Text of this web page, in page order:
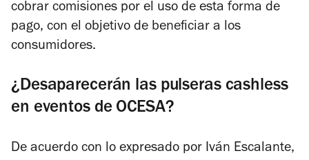
cobrar comisiones por el uso de esta forma de
pago, con el objetivo de beneficiar a los
consumidores.
¿Desaparecerán las pulseras cashless
en eventos de OCESA?
De acuerdo con lo expresado por Iván Escalante,